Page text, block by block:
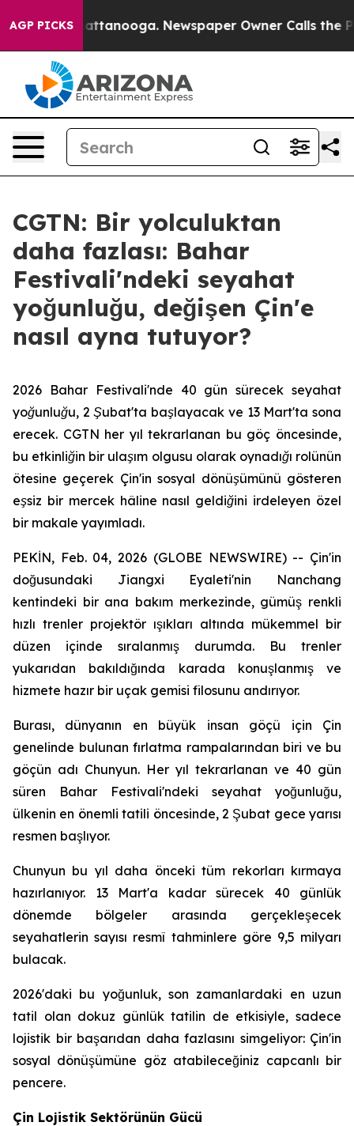
AGP PICKS
in Chattanooga. Newspaper Owner Calls the
CGTN: Bir yolculuktan
daha fazlası: Bahar
Festivali'ndeki seyahat
yoğunluğu, değişen Çin'e
nasıl ayna tutuyor?
2026 Bahar Festivali'nde 40 gün sürecek seyahat
yoğunluğu, 2 Şubat'ta başlayacak ve 13 Mart'ta sona
erecek. CGTN her yıl tekrarlanan bu göç öncesinde,
bu etkinliğin bir ulaşım olgusu olarak oynadığı rolünün
ötesine geçerek Çin'in sosyal dönüşümünü gösteren
eşsiz bir mercek hâline nasıl geldiğini irdeleyen özel
bir makale yayımladı.
PEKİN, Feb. 04, 2026 (GLOBE NEWSWIRE) -- Çin'in
doğusundaki Jiangxi Eyaleti'nin Nanchang
kentindeki bir ana bakım merkezinde, gümüş renkli
hızlı trenler projektör ışıkları altında mükemmel bir
düzen içinde sıralanmış durumda. Bu trenler
yukarıdan bakıldığında karada konuşlanmış ve
hizmete hazır bir uçak gemisi filosunu andırıyor.
Burası, dünyanın en büyük insan göçü için Çin
genelinde bulunan fırlatma rampalarından biri ve bu
göçün adı Chunyun. Her yıl tekrarlanan ve 40 gün
süren Bahar Festivali'ndeki seyahat yoğunluğu,
ülkenin en önemli tatili öncesinde, 2 Şubat gece yarısı
resmen başlıyor.
Chunyun bu yıl daha önceki tüm rekorları kırmaya
hazırlanıyor. 13 Mart'a kadar sürecek 40 günlük
dönemde bölgeler arasında gerçekleşecek
seyahatlerin sayısı resmî tahminlere göre 9,5 milyarı
bulacak.
2026'daki bu yoğunluk, son zamanlardaki en uzun
tatil olan dokuz günlük tatilin de etkisiyle, sadece
lojistik bir başarıdan daha fazlasını simgeliyor: Çin'in
sosyal dönüşümüne göz atabileceğiniz capcanlı bir
pencere.
Çin Lojistik Sektörünün Gücü